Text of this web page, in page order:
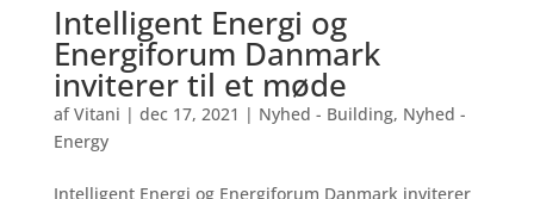
Intelligent Energi og
Energiforum Danmark
inviterer til et møde
afVitani | dec 17, 2021 | Nyhed - Building, Nyhed -
Energy
Intelligent Energi og Energiforum Danmark inviterer